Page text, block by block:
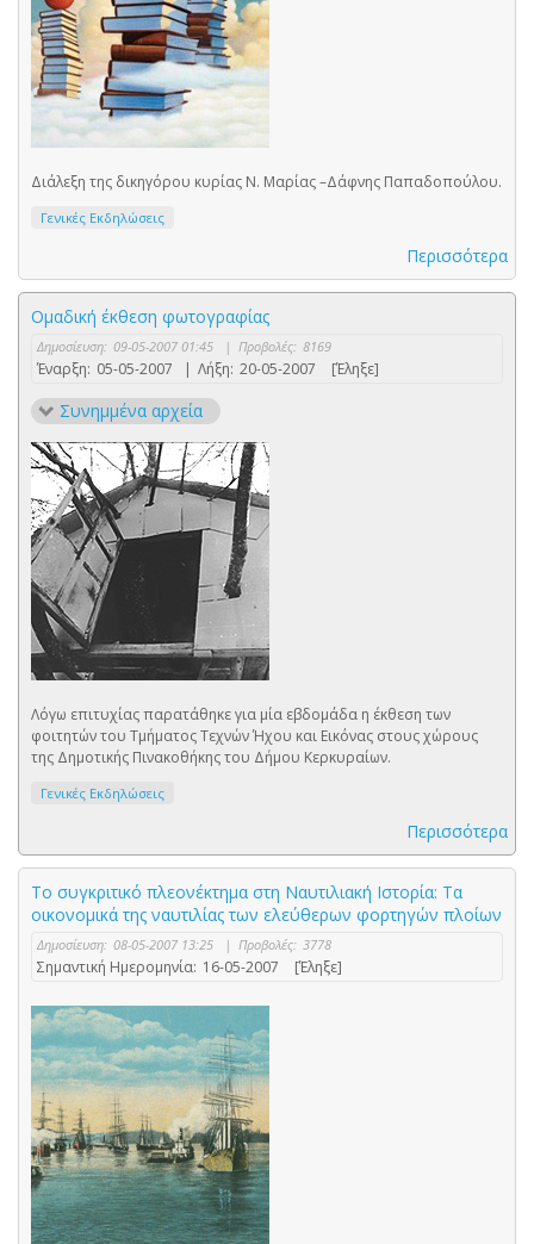
Διάλεξη της δικηγόρου κυρίας Ν. Μαρίας –Δάφνης Παπαδοπούλου.
Γενικές Εκδηλώσεις
Περισσότερα
Oμαδική έκθεση φωτογραφίας
Δημοσίευση: 09-05-2007 01:45 | Προβολές: 8169
Έναρξη: 05-05-2007 | Λήξη: 20-05-2007 [Έληξε]
Συνημμένα αρχεία
Λόγω επιτυχίας παρατάθηκε για μία εβδομάδα η έκθεση των
φοιτητών του Τμήματος Τεχνών Ήχου και Εικόνας στους χώρους
της Δημοτικής Πινακοθήκης του Δήμου Κερκυραίων.
Γενικές Εκδηλώσεις
Περισσότερα
Το συγκριτικό πλεονέκτημα στη Ναυτιλιακή Ιστορία: Τα
οικονομικά της ναυτιλίας των ελεύθερων φορτηγών πλοίων
Δημοσίευση: 08-05-2007 13:25 | Προβολές: 3778
Σημαντική Ημερομηνία: 16-05-2007 [Έληξε]